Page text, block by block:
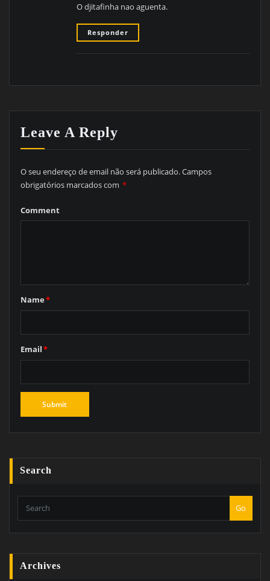
O djitafinha nao aguenta.
Responder
Leave A Reply
O seu endereço de email não será publicado.Campos
obrigatórios marcados com *
Comment
Name*
Email*
Search
Go
Archives